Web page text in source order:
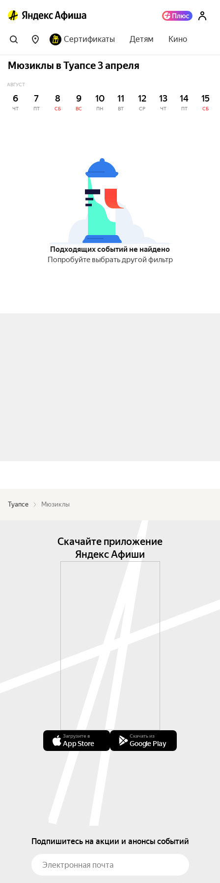
Сертификаты Детям Кино
Мюзиклы в Туапсе 3 апреля
АВГУСТ
6
ЧТ
7
ПТ
8
СБ
9
ВС
10
ПН
11
ВТ
12
СР
13
ЧТ
14
ПТ
15
СБ
Подходящих событий не найдено
Попробуйте выбрать другой фильтр
Туапсе Мюзиклы
Скачайте приложение
Яндекс Афиши
Загрузите в
App Store
Скачать из
Google Play
Подпишитесь на акции и анонсы событий